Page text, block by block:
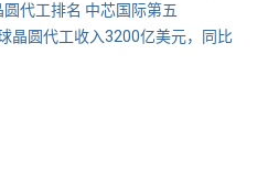
代工排名 中芯国际第五
晶圆代工收入3200亿美元，同比